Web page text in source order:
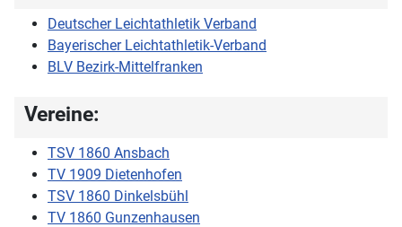
Deutscher Leichtathletik Verband
Bayerischer Leichtathletik-Verband
BLV Bezirk-Mittelfranken
Vereine:
TSV 1860 Ansbach
TV 1909 Dietenhofen
TSV 1860 Dinkelsbühl
TV 1860 Gunzenhausen